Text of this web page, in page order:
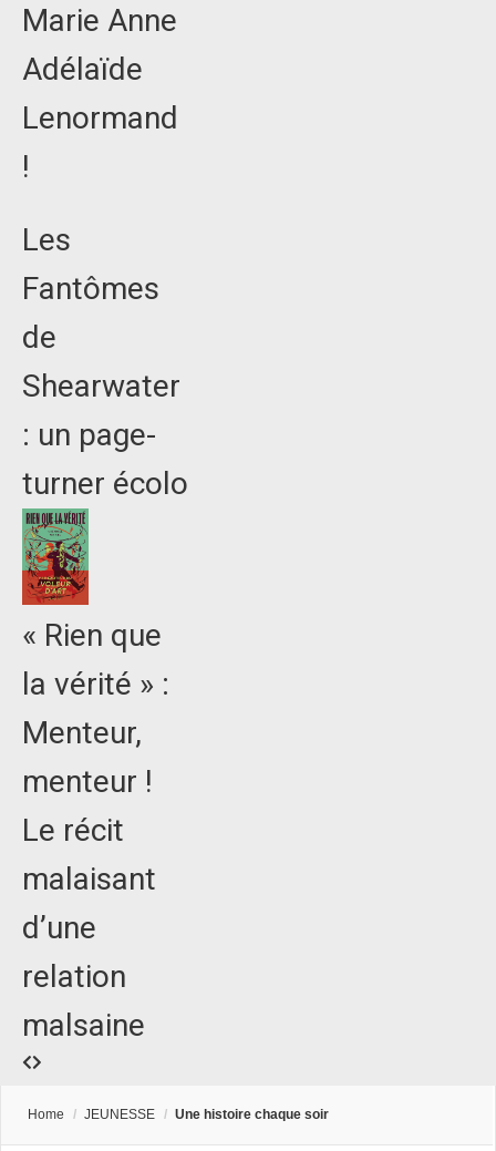
Marie Anne
Adélaïde
Lenormand
!
Les
Fantômes
de
Shearwater
: un page-
turner écolo
« Rien que
la vérité » :
Menteur,
menteur !
Le récit
malaisant
d’une
relation
malsaine
Home / JEUNESSE / Une histoire chaque soir